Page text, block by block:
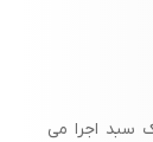
سبد اجرا می